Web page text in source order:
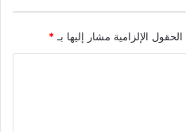
الحقول الإلزامية مشار إليها بـ*